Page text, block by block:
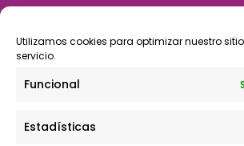
Utilizamos cookies para optimizar nuestro
servicio.
Funcional
Estadísticas
tulineamagica.com